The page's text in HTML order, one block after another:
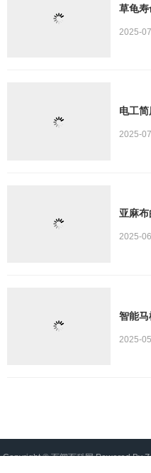
草龟寿
2025-
电工
2025-
亚麻
2025-
智能
2025-
Copyright ©百闻百科网Powered By